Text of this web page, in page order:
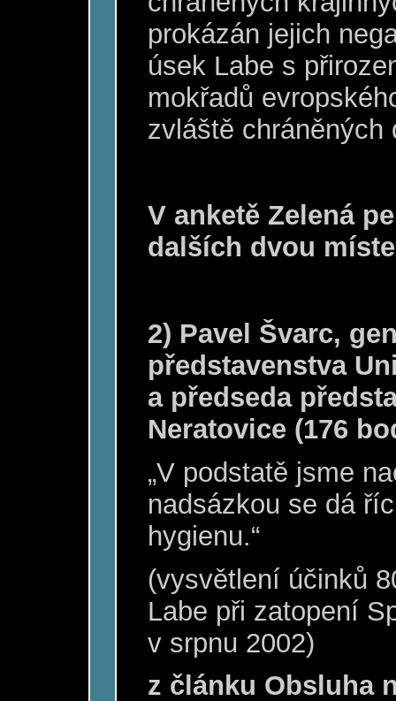
prokázán jejich
úsek Labe s
mokřadů
zvláště chráněných
V anketě Zelená
dalších dvou
2) Pavel Švarc,
představenstva
a předseda
Neratovice (176
„V podstatě jsme
nadsázkou se dá
hygienu.“
(vysvětlení účinků
Labe při zatopení
v srpnu 2002)
z článku Obsluha